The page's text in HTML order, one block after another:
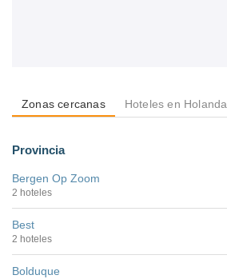
Zonas cercanas Hoteles en Holanda
Provincia
Bergen Op Zoom
2 hoteles
Best
2 hoteles
Bolduque